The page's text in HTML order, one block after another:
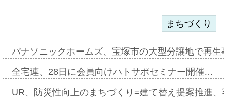
まちづくり
パナソニックホームズ、宝塚市の大型分譲地で再
全宅連、28日に会員向けハトサポセミナー開催…
UR、防災性向上のまちづくり=建て替え提案推進